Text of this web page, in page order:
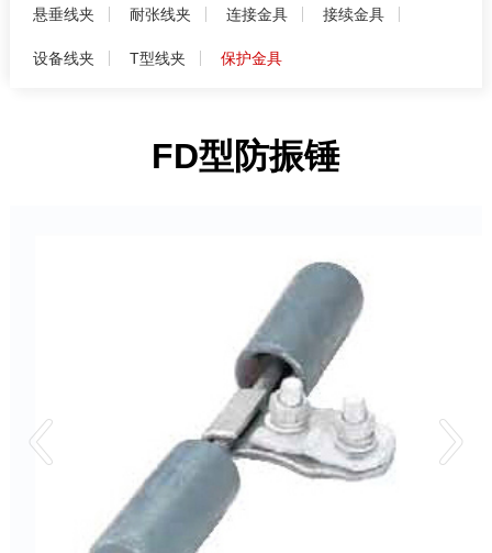
悬垂线夹 耐张线夹 连接金具 接续金具
设备线夹 T型线夹 保护金具
FD型防振锤